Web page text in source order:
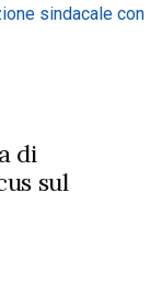
di
sul